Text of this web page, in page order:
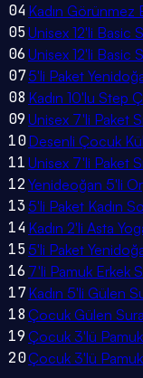
04 Kadın Görünmez
05Unisex 12'li Basic
06 Unisex 12'li Basic
075'li Paket
08 Kadın 10'lu Step
09 Unisex 7'li Paket
10Desenli Çocuk
11 Unisex 7'li Paket
12 Yenideoğan 5'li
13 5'li Paket Kadın
14 Kadın 2'li Asta
15 5'li Paket
16 7'li Pamuk Erkek
17Kadın 5'li Gülen
18 Çocuk Gülen
19 Çocuk 3'lü
20Çocuk 3'lü